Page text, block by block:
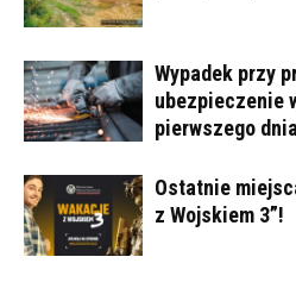
Wypadek przy
ubezpieczenie
pierwszego dnia
Ostatnie
z Wojskiem 3”!